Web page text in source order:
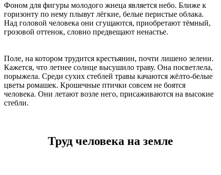
Фоном для фигуры молодого жнеца является небо. Ближе к
горизонту по нему плывут лёгкие, белые перистые облака.
Над головой человека они сгущаются, приобретают тёмный,
грозовой оттенок, словно предвещают ненастье.
Поле, на котором трудится крестьянин, почти лишено зелени.
Кажется, что летнее солнце высушило траву. Она посветлела,
порыжела. Среди сухих стеблей травы качаются жёлто-белые
цветы ромашек. Крошечные птички совсем не боятся
человека. Они летают возле него, присаживаются на высокие
стебли.
Труд человека на земле